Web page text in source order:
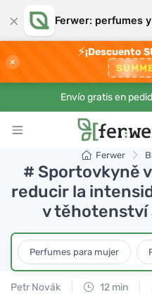
× Ferwer: perfumes
×
⚡¡Descuento
Envío gratis en
Ferwer
# Sportovkyně
reducir la
v těhotenství
Perfumes para mujer
Petr Novák 12 min